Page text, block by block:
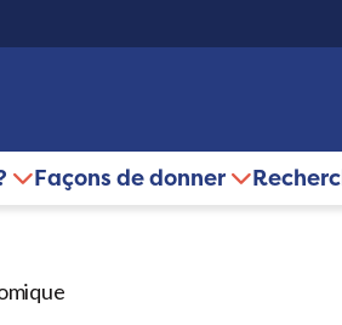
Façons de donner